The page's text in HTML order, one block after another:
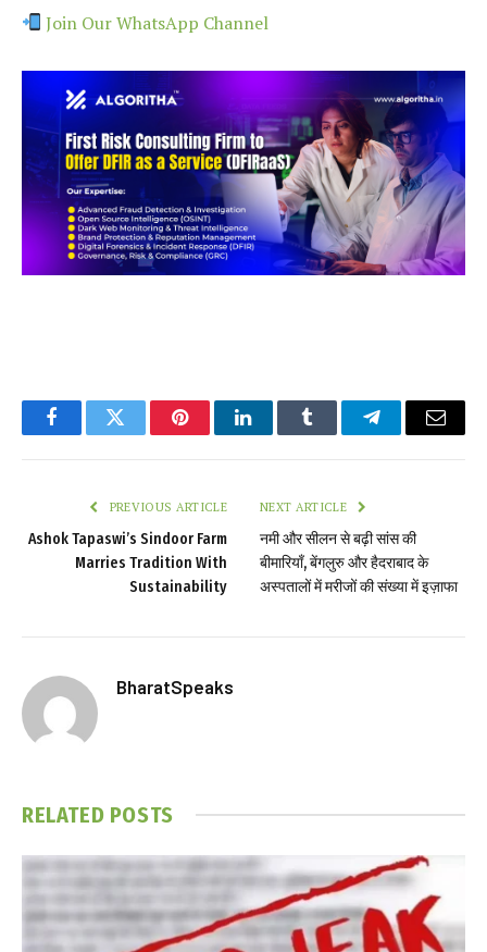
Join Our WhatsApp Channel
FacebookTwitter PinterestLinkedInTumblr TelegramEmail
PREVIOUS ARTICLE
Ashok Tapaswi’s Sindoor Farm
Marries Tradition With
Sustainability
NEXT ARTICLE
नमी और सीलन से बढ़ी सांस की
बीमारियाँ, बेंगलुरु और हैदराबाद के
अस्पतालों में मरीजों की संख्या में इज़ाफा
BharatSpeaks
RELATED POSTS